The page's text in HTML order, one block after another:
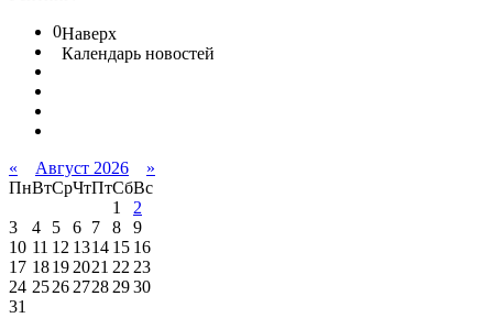
0Наверх
Календарь новостей
« Август 2026
»
ПнВтСрЧтПтСбВс
1
2
3
4 5 6 7 8
9
10 11 12 1314 15 16
17 18192021 2223
24 252627282930
31